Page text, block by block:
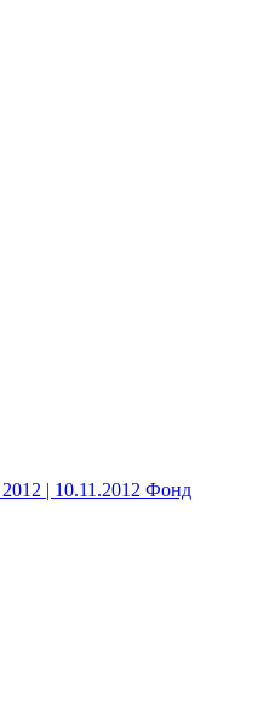
| 10.11.2012 Фонд